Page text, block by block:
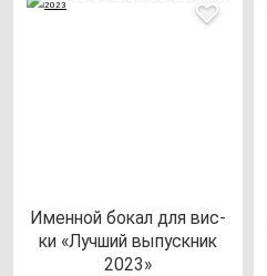
Имен­ной бо­кал для вис­
ки «Луч­ший вы­пус­кник
2023»